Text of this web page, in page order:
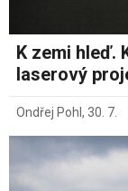
K zemi hleď.
laserový
Ondřej Pohl , 30. 7.